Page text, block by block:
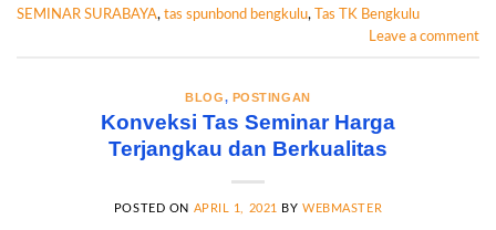
SEMINAR SURABAYA, tas spunbond bengkulu,
Tas TK Bengkulu
Leave a comment
BLOG, POSTINGAN
Konveksi Tas Seminar Harga
Terjangkau dan Berkualitas
POSTED ON APRIL 1, 2021 BYWEBMASTER